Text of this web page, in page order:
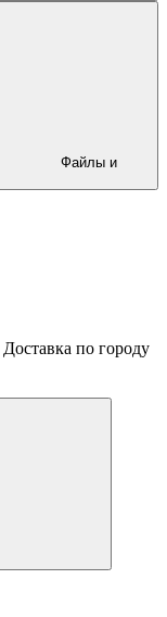
Доставка по городу